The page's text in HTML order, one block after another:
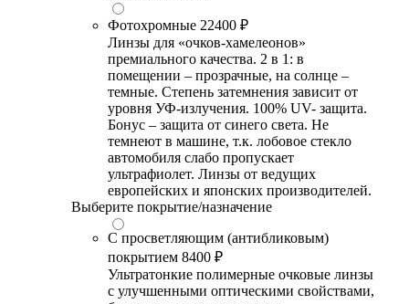
Фотохромные 22400 ₽
Линзы для «очков-хамелеонов»
премиального качества. 2 в 1: в
помещении – прозрачные, на солнце –
темные. Степень затемнения зависит от
уровня УФ-излучения. 100% UV- защита.
Бонус – защита от синего света. Не
темнеют в машине, т.к. лобовое стекло
автомобиля слабо пропускает
ультрафиолет. Линзы от ведущих
европейских и японских производителей.
Выберите покрытие/назначение
С просветляющим (антибликовым)
покрытием 8400 ₽
Ультратонкие полимерные очковые линзы
с улучшенными оптическими свойствами,